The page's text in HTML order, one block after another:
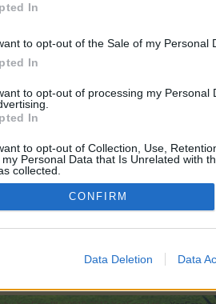
In
to opt-out of the Sale of my Personal
In
to opt-out of processing my Personal
In
to opt-out of Collection, Use,
my Personal Data that Is Unrelated with
collected.
Out
CONFIRM
Data Deletion Data
Erfolge: 6.000